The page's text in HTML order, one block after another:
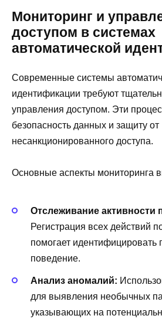
Мониторинг и
доступом в системах
автоматической
Современные системы
идентификации требуют
управления доступом. Эти
безопасность данных и защиту от
несанкционированного доступа.
Основные аспекты мониторинга
Отслеживание активности
Регистрация всех действий
помогает идентифицировать
поведение.
Анализ аномалий:
для выявления необычных
указывающих на